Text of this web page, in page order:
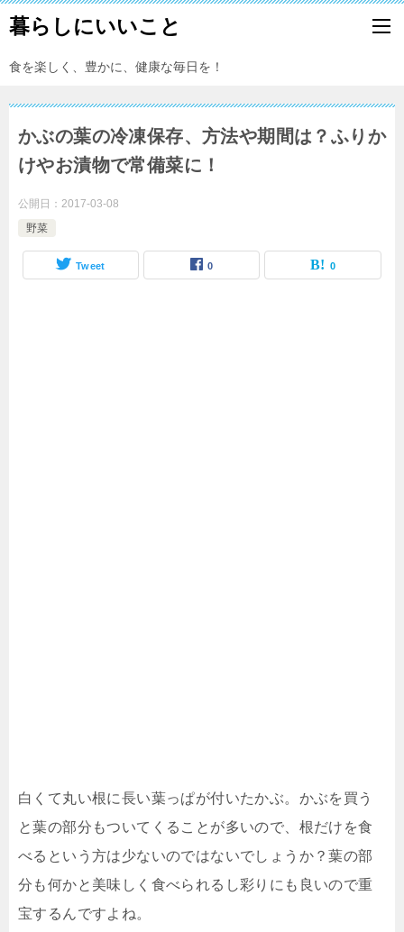
暮らしにいいこと
食を楽しく、豊かに、健康な毎日を！
かぶの葉の冷凍保存、方法や期間は？ふりか
けやお漬物で常備菜に！
公開日： 2017-03-08
野菜
Tweet 0 0
白くて丸い根に長い葉っぱが付いたかぶ。かぶを買う
と葉の部分もついてくることが多いので、根だけを食
べるという方は少ないのではないでしょうか？葉の部
分も何かと美味しく食べられるし彩りにも良いので重
宝するんですよね。